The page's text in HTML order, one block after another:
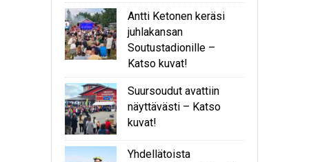
Antti Ketonen keräsi
juhlakansan
Soutustadionille –
Katso kuvat!
Suursoudut avattiin
näyttävästi – Katso
kuvat!
Yhdellätoista